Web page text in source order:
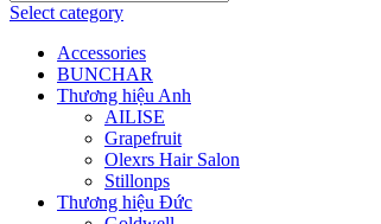
Select category
Accessories
BUNCHAR
Thương hiệu Anh
AILISE
Grapefruit
Olexrs Hair Salon
Stillonps
Thương hiệu Đức